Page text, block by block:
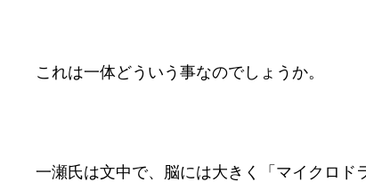
これは一体どういう事なのでしょうか。
一瀬氏は文中で、脳には大きく「マイクロ